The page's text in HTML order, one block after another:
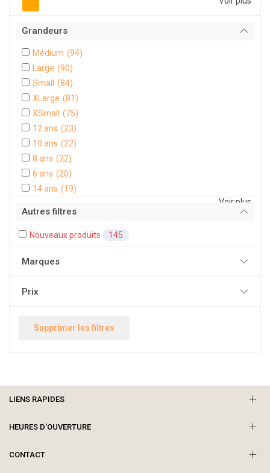
Grandeurs
Médium (94)
Large (90)
Small
(84)
XLarge (81)
XSmall
(75)
12 ans (23)
10 ans (22)
8 ans (22)
6 ans (20)
14 ans (19)
Voir plus
Autres filtres
Nouveaux produits 145
Marques
Prix
Supprimer les filtres
LIENS RAPIDES
HEURES D'OUVERTURE
CONTACT